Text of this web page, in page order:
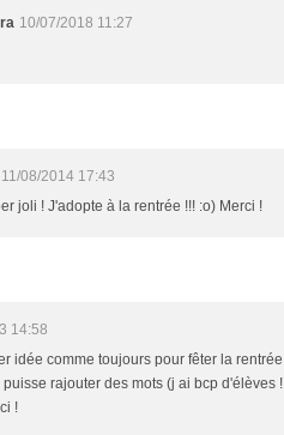
10/07/2018 11:27
11/08/2014 17:43
joli ! J'adopte à la rentrée !!! :o) Merci !
14:58
idée comme toujours pour fêter la
puisse rajouter des mots (j ai bcp d'élèves
!